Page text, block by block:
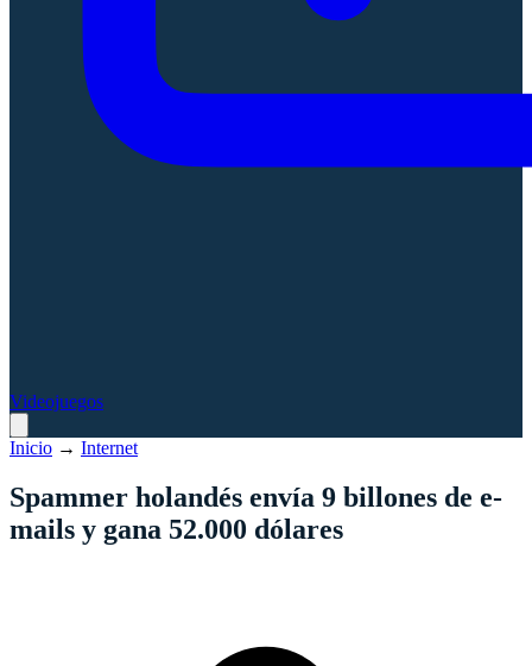
Videojuegos
Inicio → Internet
Spammer holandés envía 9 billones de e-
mails y gana 52.000 dólares